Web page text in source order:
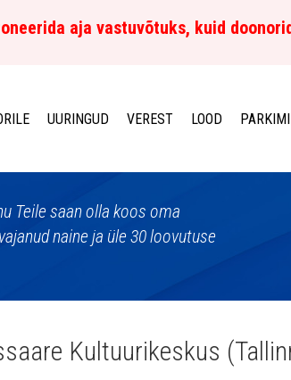
aja vastuvõtuks, kuid
UURINGUD VEREST LOOD
Teile saan olla koos oma
naine ja üle 30 loovutuse
Kultuurikeskus